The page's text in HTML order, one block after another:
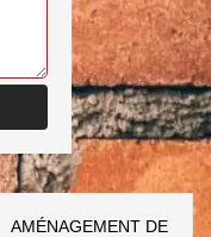
AMÉNAGEMENT DE